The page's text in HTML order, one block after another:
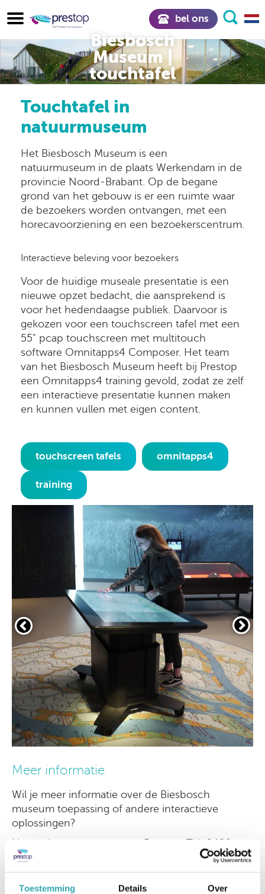
Toestemming Details Over
bel ons
Biesbosch
Museum |
touchtafel
Touchtafel in
natuurmuseum
Het Biesbosch Museum is een
natuurmuseum in de plaats Werkendam in de
provincie Noord-Brabant. Op de begane
grond van het gebouw is er een ruimte waar
de bezoekers worden ontvangen, met een
horecavoorziening en een bezoekerscentrum.
Interactieve beleving voor bezoekers
Voor de huidige museale presentatie is een
nieuwe opzet bedacht, die aansprekend is
voor het hedendaagse publiek. Daarvoor is
gekozen voor een touchscreen tafel met een
55" pcap touchscreen met multitouch
software Omnitapps4 Composer. Het team
van het Biesbosch Museum heeft bij Prestop
een Omnitapps4 training gevold, zodat ze zelf
een interactieve presentatie kunnen maken
en kunnen vullen met eigen content.
touchscreen tafels omnitapps4
training
Meer informatie
Wil je meer informatie over de Biesbosch
museum toepassing of andere interactieve
oplossingen?
Neem dan contact op met Prestop. Tel:
0499-
367 606
|Vul het
contactformulier in.